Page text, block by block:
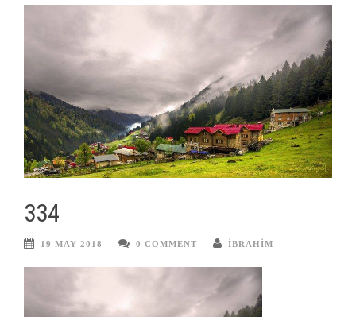
334
19 MAY 2018 0 COMMENT IBRAHIM